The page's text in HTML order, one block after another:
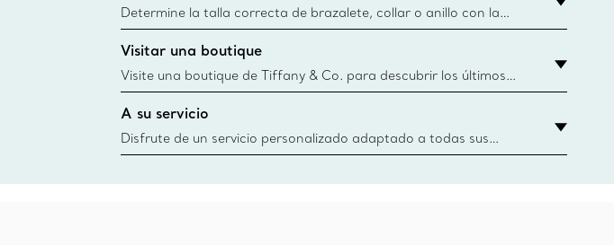
información
Determine la talla correcta de brazalete, collar o anillo con la
guía de tallas de Tiffany & Co.
{windo
Visitar una boutique
Visite una boutique de Tiffany & Co. para descubrir los últimos
diseños, creaciones icónicas y más. Encuentre su boutique más
cercana
A su servicio
Disfrute de un servicio personalizado adaptado a todas sus
necesidades por parte de los asesores de clientes de Tiffany &